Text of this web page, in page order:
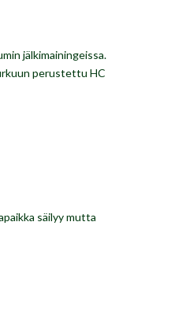
jälkimainingeissa.
perustettu HC
säilyy mutta